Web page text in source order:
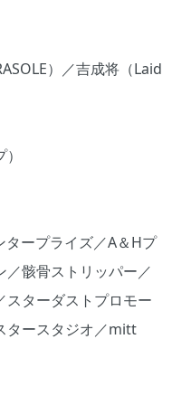
）／吉成将（Laid
ープライズ／A＆Hプ
／骸骨ストリッパー／
スターダストプロモー
タースタジオ／mitt